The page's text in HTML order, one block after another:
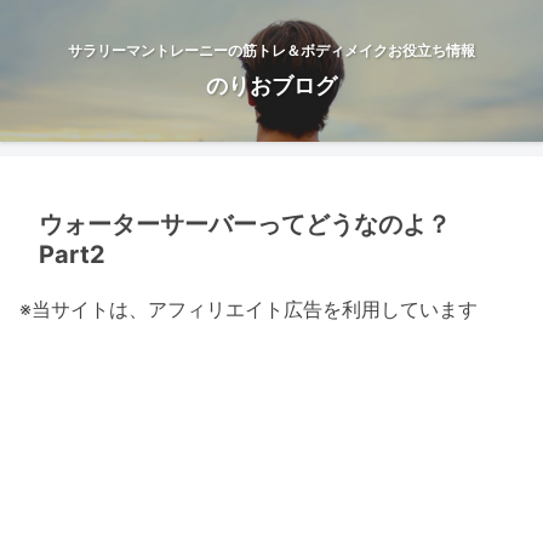
サラリーマントレーニーの筋トレ＆ボディメイクお役立ち情報
のりおブログ
ウォーターサーバーってどうなのよ？
Part2
※当サイトは、アフィリエイト広告を利用しています